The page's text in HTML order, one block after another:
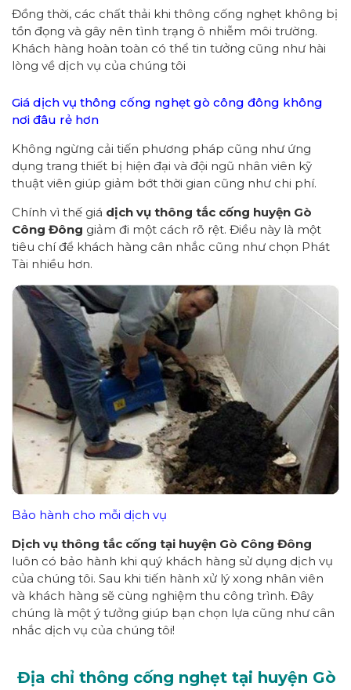
Đồng thời, các chất thải khi thông cống nghẹt không bị
tồn đọng và gây nên tình trạng ô nhiễm môi trường.
Khách hàng hoàn toàn có thể tin tưởng cũng như hài
lòng về dịch vụ của chúng tôi
Giá dịch vụ thông cống nghẹt gò công đông không
nơi đâu rẻ hơn
Không ngừng cải tiến phương pháp cũng như ứng
dụng trang thiết bị hiện đại và đội ngũ nhân viên kỹ
thuật viên giúp giảm bớt thời gian cũng như chi phí.
Chính vì thế giá dịch vụ thông tắc cống huyện Gò
Công Đông giảm đi một cách rõ rệt. Điều này là một
tiêu chí để khách hàng cân nhắc cũng như chọn Phát
Tài nhiều hơn.
Bảo hành cho mỗi dịch vụ
Dịch vụ thông tắc cống tại huyện Gò Công Đông
luôn có bảo hành khi quý khách hàng sử dụng dịch vụ
của chúng tôi. Sau khi tiến hành xử lý xong nhân viên
và khách hàng sẽ cùng nghiệm thu công trình. Đây
chúng là một ý tưởng giúp bạn chọn lựa cũng như cân
nhắc dịch vụ của chúng tôi!
Địa chỉ thông cống nghẹt tại huyện Gò